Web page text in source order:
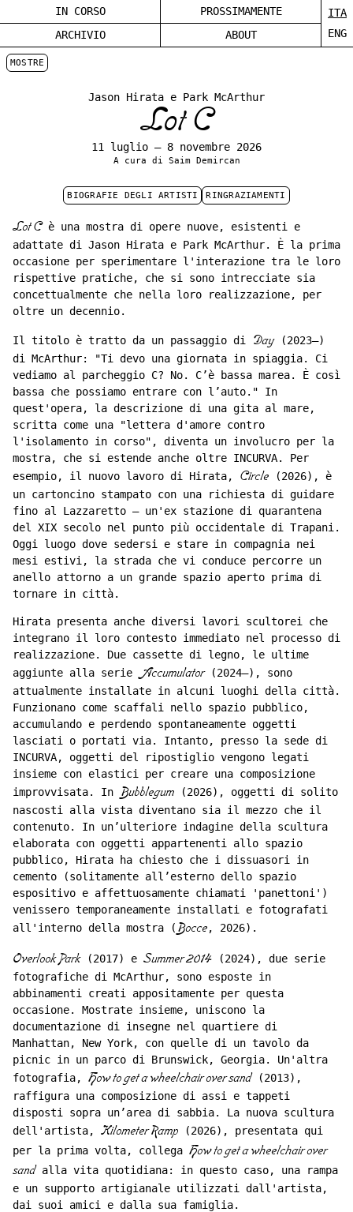
IN CORSO
PROSSIMAMENTE
ARCHIVIO
ABOUT
ITA
ENG
MOSTRE
Jason Hirata e Park McArthur
Lot C
11 luglio – 8 novembre 2026
A cura di Saim Demircan
BIOGRAFIE DEGLI ARTISTI RINGRAZIAMENTI
Lot Cè una mostra di opere nuove, esistenti e
adattate di Jason Hirata e Park McArthur. È la prima
occasione per sperimentare l'interazione tra le loro
rispettive pratiche, che si sono intrecciate sia
concettualmente che nella loro realizzazione, per
oltre un decennio.
Il titolo è tratto da un passaggio di Day(2023–)
di McArthur: "Ti devo una giornata in spiaggia. Ci
vediamo al parcheggio C? No. C’è bassa marea. È così
bassa che possiamo entrare con l’auto." In
quest'opera, la descrizione di una gita al mare,
scritta come una "lettera d'amore contro
l'isolamento in corso", diventa un involucro per la
mostra, che si estende anche oltre INCURVA. Per
esempio, il nuovo lavoro di Hirata, Circle (2026), è
un cartoncino stampato con una richiesta di guidare
fino al Lazzaretto – un'ex stazione di quarantena
del XIX secolo nel punto più occidentale di Trapani.
Oggi luogo dove sedersi e stare in compagnia nei
mesi estivi, la strada che vi conduce percorre un
anello attorno a un grande spazio aperto prima di
tornare in città.
Hirata presenta anche diversi lavori scultorei che
integrano il loro contesto immediato nel processo di
realizzazione. Due cassette di legno, le ultime
aggiunte alla serie
Accumulator(2024–), sono
attualmente installate in alcuni luoghi della città.
Funzionano come scaffali nello spazio pubblico,
accumulando e perdendo spontaneamente oggetti
lasciati o portati via. Intanto, presso la sede di
INCURVA, oggetti del ripostiglio vengono legati
insieme con elastici per creare una composizione
improvvisata. In
Bubblegum (2026), oggetti di solito
nascosti alla vista diventano sia il mezzo che il
contenuto. In un’ulteriore indagine della scultura
elaborata con oggetti appartenenti allo spazio
pubblico, Hirata ha chiesto che i dissuasori in
cemento (solitamente all’esterno dello spazio
espositivo e affettuosamente chiamati 'panettoni')
venissero temporaneamente installati e fotografati
all'interno della mostra ( Bocce, 2026).
Overlook Park(2017) e Summer 2014 (2024), due serie
fotografiche di McArthur, sono esposte in
abbinamenti creati appositamente per questa
occasione. Mostrate insieme, uniscono la
documentazione di insegne nel quartiere di
Manhattan, New York, con quelle di un tavolo da
picnic in un parco di Brunswick, Georgia. Un'altra
fotografia, How to get a wheelchair over sand(2013),
raffigura una composizione di assi e tappeti
disposti sopra un’area di sabbia. La nuova scultura
dell'artista, Kilometer Ramp (2026), presentata qui
per la prima volta, collega How to get a wheelchair over
sandalla vita quotidiana: in questo caso, una rampa
e un supporto artigianale utilizzati dall'artista,
dai suoi amici e dalla sua famiglia.